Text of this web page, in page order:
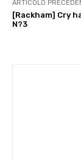
ARTICOLO
[Rackham] Cry
N?3